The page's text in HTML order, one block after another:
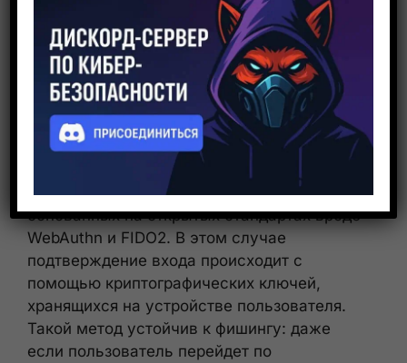
механизмам проверки личности. Базовым
стандартом становится двухфакторная
аутентификация (2FA)
, когда помимо
пароля требуется дополнительный фактор:
одноразовый код из приложения, SMS,
аппаратный токен или биометрия.
Еще более продвинутый подход —
использованиеPasskey(ключей доступа),
основанных на открытых стандартах вроде
WebAuthn и FIDO2. В этом случае
подтверждение входа происходит с
помощью криптографических ключей,
хранящихся на устройстве пользователя.
Такой метод устойчив к фишингу: даже
если пользователь перейдет по